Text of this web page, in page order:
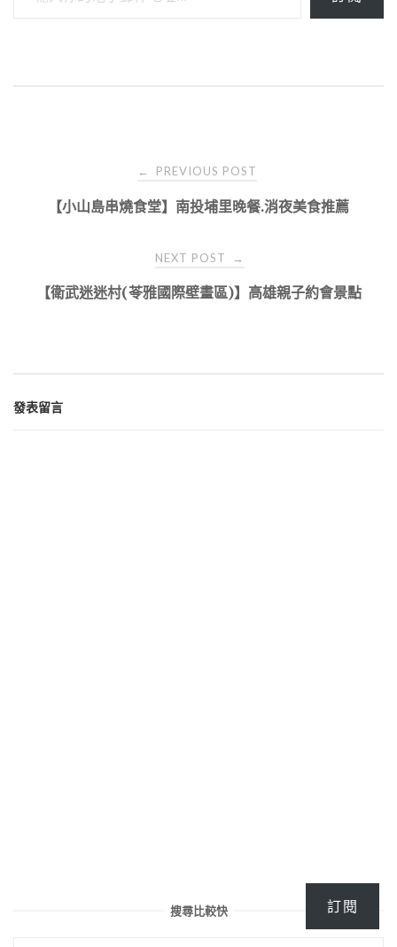
navigation
← PREVIOUS POST
【小山島串燒食堂】南投埔里晚餐.消夜美食推薦
NEXT POST →
【衛武迷迷村(苓雅國際壁畫區)】高雄親子約會景點
發表留言
搜尋比較快 訂閱